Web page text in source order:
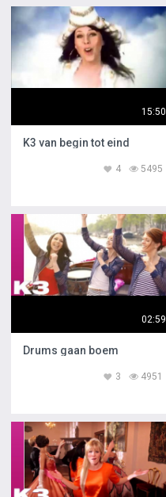
15:50
K3 van begin tot eind
5495
4
02:59
Drums gaan boem
4951
3